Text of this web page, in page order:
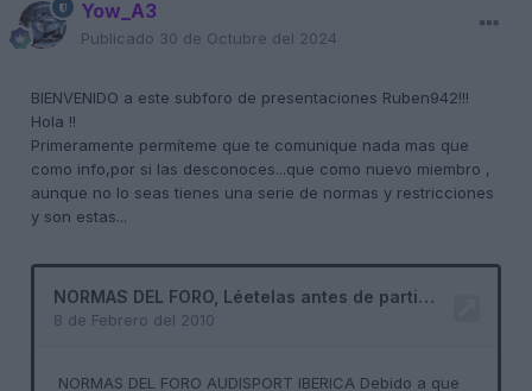
Yow_A3
Publicado 30 de Octubre del 2024
BIENVENIDO a este subforo de presentaciones Ruben942!!!
Hola !!
Primeramente permíteme que te comunique nada mas que
como info,por si las desconoces...que como nuevo miembro ,
aunque no lo seas tienes una serie de normas y restricciones
y son estas...